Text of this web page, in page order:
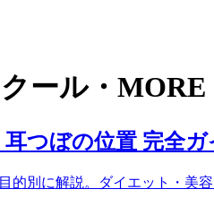
ール・
耳つぼの位置 完全
的別に解説。ダイエット・美